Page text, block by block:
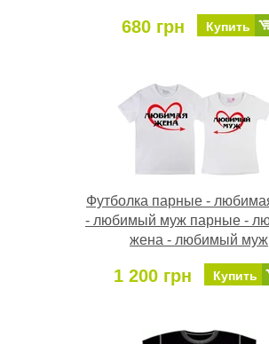
680 грн Купить
Футболка парные -
- любимый муж парные -
жена - любимый муж
1 200 грн Купить